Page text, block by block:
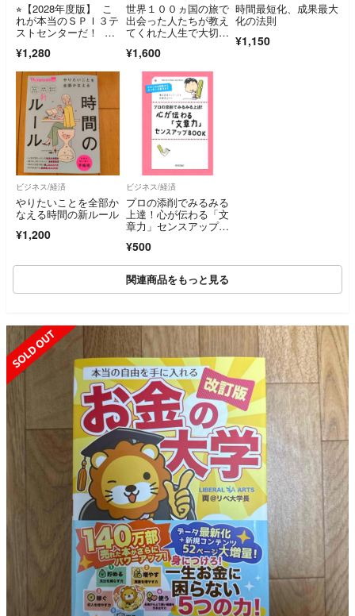
⭐︎【2028年度版】 こ
れが本当のＳＰＩ３テ
ストセンターだ！ SP
¥1,280
世界１００ヵ国の旅で
出会った人たちが教え
てくれた人生で大切な
¥1,600
時間最短化、成果最大
化の法則
¥1,150
ビジネス/経済
やりたいことを全部か
なえる時間の新ルール
¥1,200
ビジネス/経済
プロの添削でみるみる
上達！心が伝わる「文
章力」センスアップＢ
束からホンモノの実力
まで／インソース
【著】，舟橋孝之【監
修】
¥500
関連商品をもっと見る
SOLD OUT